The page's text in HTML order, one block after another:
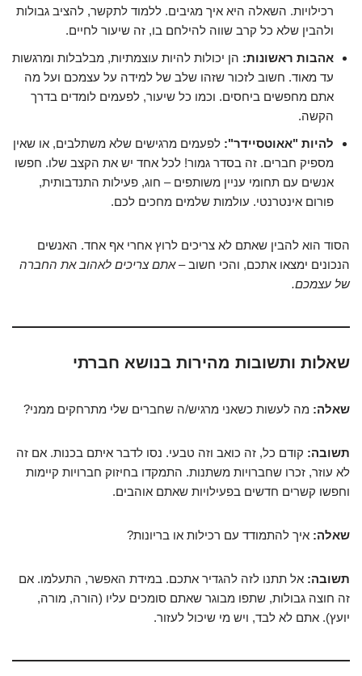
רכילויות. השאלה היא איך מגיבים. ללמוד לתקשר, להציב גבולות
ולהבין שלא כל קרב שווה להילחם בו, זה שיעור לחיים.
אהבות ראשונות: הן יכולות להיות עוצמתיות, מבלבלות ומרגשות
עד מאוד. חשוב לזכור שזהו שלב של למידה על עצמכם ועל מה
אתם מחפשים ביחסים. וכמו כל שיעור, לפעמים לומדים בדרך
הקשה.
להיות "אאוטסיידר": לפעמים מרגישים שלא משתלבים, או שאין
מספיק חברים. זה בסדר גמור! לכל אחד יש את הקצב שלו. חפשו
אנשים עם תחומי עניין משותפים – חוג, פעילות התנדבותית,
פורום אינטרנטי. עולמות שלמים מחכים לכם.
הסוד הוא להבין שאתם לא צריכים לרוץ אחרי אף אחד. האנשים
הנכונים ימצאו אתכם, והכי חשוב –אתם צריכים לאהוב את החברה
של עצמכם.
שאלות ותשובות מהירות בנושא חברתי
שאלה: מה לעשות כשאני מרגיש/ה שחברים שלי מתרחקים ממני?
תשובה: קודם כל, זה כואב וזה טבעי. נסו לדבר איתם בכנות. אם זה
לא עוזר, זכרו שחברויות משתנות. התמקדו בחיזוק חברויות קיימות
וחפשו קשרים חדשים בפעילויות שאתם אוהבים.
שאלה: איך להתמודד עם רכילות או בריונות?
תשובה: אל תתנו לזה להגדיר אתכם. במידת האפשר, התעלמו. אם
זה חוצה גבולות, שתפו מבוגר שאתם סומכים עליו (הורה, מורה,
יועץ). אתם לא לבד, ויש מי שיכול לעזור.